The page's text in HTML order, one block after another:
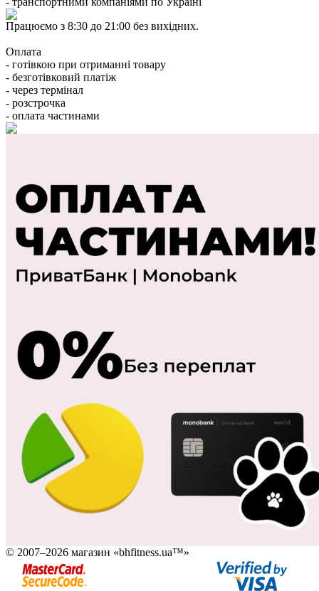
Працюємо з 8:30 до 21:00 без вихідних.
Оплата
- готівкою при отриманні товару
- безготівковий платіж
- через термінал
- розстрочка
- оплата частинами
© 2007–2026 магазин «bhfitness.ua™»